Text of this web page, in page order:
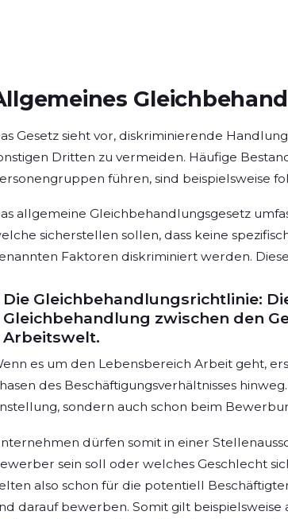
Gesetz sieht vor, diskriminierende
Dritten zu vermeiden. Häufige
führen, sind beispielsweise
allgemeine Gleichbehandlungsgesetz
sicherstellen sollen, dass keine
Faktoren diskriminiert werden.
Die Gleichbehandlungsrichtlinie:
Gleichbehandlung zwischen den
Arbeitswelt.
es um den Lebensbereich Arbeit geht,
des Beschäftigungsverhältnisses
sondern auch schon beim
dürfen somit in einer
sein soll oder welches Geschlecht
also schon für die potentiell
darauf bewerben. Somit gilt